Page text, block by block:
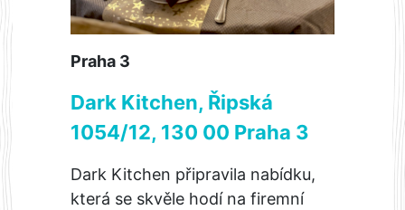
Praha 3
Dark Kitchen, Řipská
1054/12, 130 00 Praha 3
Dark Kitchen připravila nabídku,
která se skvěle hodí na firemní